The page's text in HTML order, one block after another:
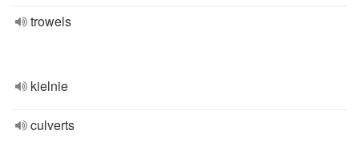
trowels
kielnie
culverts